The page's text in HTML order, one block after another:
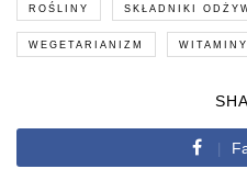
ROŚLINY SKŁADNIKI
WEGETARIANIZM WITAMINY